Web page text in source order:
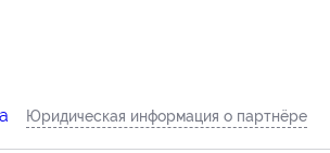
Юридическая информация о партнёре